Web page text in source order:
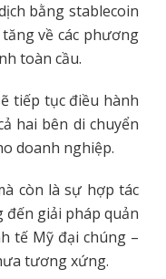
bằng stablecoin
về các phương
toàn cầu.
tiếp tục điều hành
hai bên di chuyển
doanh nghiệp.
còn là sự hợp tác
đến giải pháp quản
tế Mỹ đại chúng –
tương xứng.